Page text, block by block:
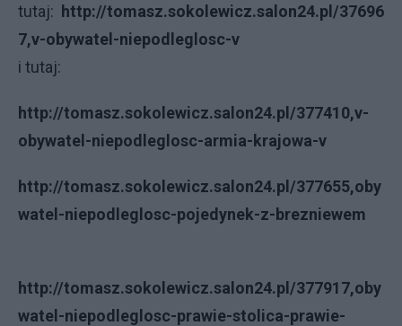
tutaj: http://tomasz.sokolewicz.salon24.pl/37696
7,v-obywatel-niepodleglosc-v
i tutaj:
http://tomasz.sokolewicz.salon24.pl/377410,v-
obywatel-niepodleglosc-armia-krajowa-v
http://tomasz.sokolewicz.salon24.pl/377655,oby
watel-niepodleglosc-pojedynek-z-brezniewem
http://tomasz.sokolewicz.salon24.pl/377917,oby
watel-niepodleglosc-prawie-stolica-prawie-